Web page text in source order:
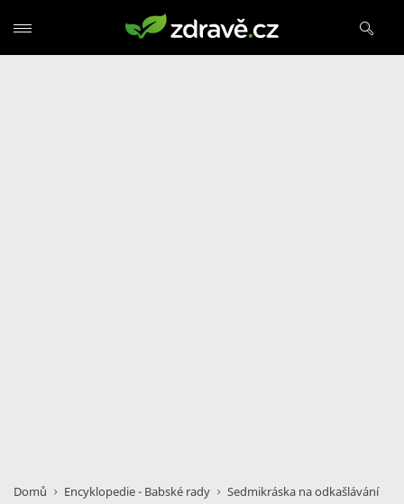
Domů Encyklopedie - Babské rady Sedmikráska na odkašlávání